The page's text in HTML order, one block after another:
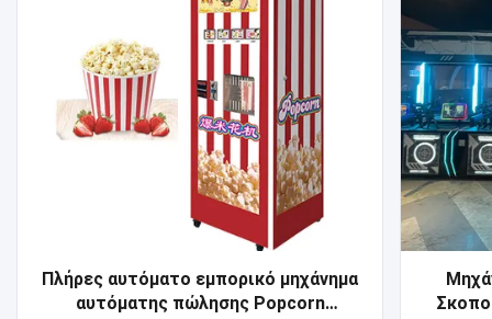
Πλήρες αυτόματο εμπορικό μηχάνημα
αυτόματης πώλησης Popcorn